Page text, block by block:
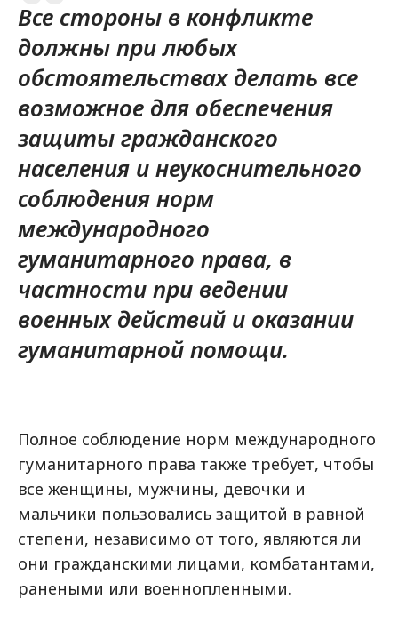
Все стороны в конфликте
должны при любых
обстоятельствах делать все
возможное для обеспечения
защиты гражданского
населения и неукоснительного
соблюдения норм
международного
гуманитарного права, в
частности при ведении
военных действий и оказании
гуманитарной помощи.
Полное соблюдение норм международного
гуманитарного права также требует, чтобы
все женщины, мужчины, девочки и
мальчики пользовались защитой в равной
степени, независимо от того, являются ли
они гражданскими лицами, комбатантами,
ранеными или военнопленными.